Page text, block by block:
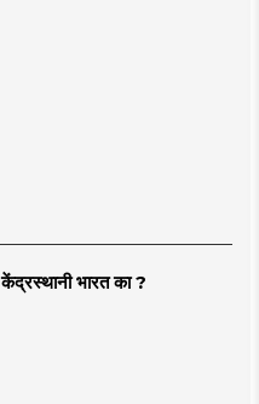
केंद्रस्थानी भारत का ?